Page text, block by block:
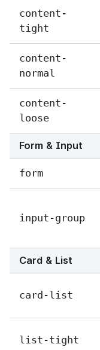
content-
tight
content-
normal
content-
loose
Form & Input
form
input-group
Card & List
card-list
list-tight